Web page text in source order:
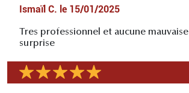
Ismaïl C. le 15/01/2025
Tres professionnel et aucune mauvaise
surprise